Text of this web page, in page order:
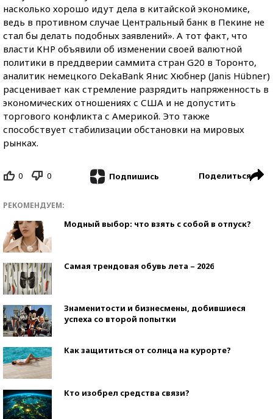
насколько хорошо идут дела в китайской экономике,
ведь в противном случае Центральный банк в Пекине не
стал бы делать подобных заявлений». А тот факт, что
власти КНР объявили об изменении своей валютной
политики в преддверии саммита стран G20 в Торонто,
аналитик немецкого DekaBank Янис Хюбнер (Janis Hübner)
расценивает как стремление разрядить напряженность в
экономических отношениях с США и не допустить
торгового конфликта с Америкой. Это также
способствует стабилизации обстановки на мировых
рынках.
0 0 Подпишись Поделиться
РЕКОМЕНДУЕМ:
Модный выбор: что взять с собой в отпуск?
Самая трендовая обувь лета – 2026
Знаменитости и бизнесмены, добившиеся
успеха со второй попытки
Как защититься от солнца на курорте?
Кто изобрел средства связи?